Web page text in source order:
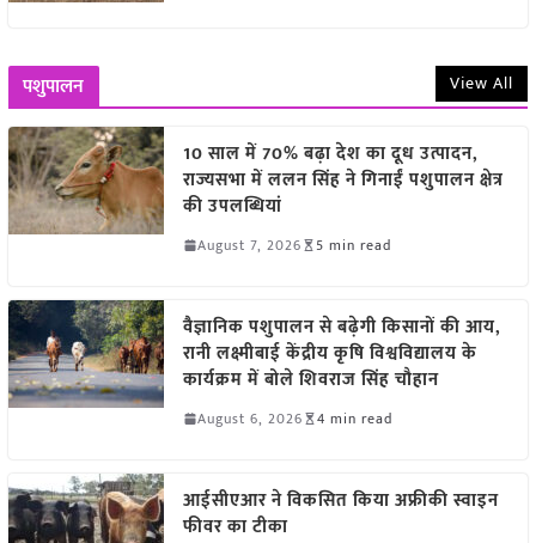
पशुपालन View All
10 साल में 70% बढ़ा देश का दूध उत्पादन,
राज्यसभा में ललन सिंह ने गिनाईं पशुपालन क्षेत्र
की उपलब्धियां
August 7, 2026 5 min read
वैज्ञानिक पशुपालन से बढ़ेगी किसानों की आय,
रानी लक्ष्मीबाई केंद्रीय कृषि विश्वविद्यालय के
कार्यक्रम में बोले शिवराज सिंह चौहान
August 6, 2026 4 min read
आईसीएआर ने विकसित किया अफ्रीकी स्वाइन
फीवर का टीका